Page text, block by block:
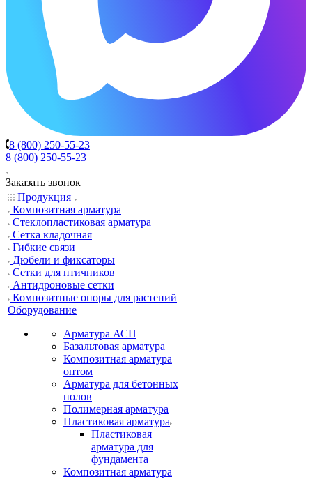
8 (800) 250-55-23
8 (800) 250-55-23
Заказать звонок
Продукция
Композитная арматура
Cтеклопластиковая арматура
Сетка кладочная
Гибкие связи
Дюбели и фиксаторы
Сетки для птичников
Антидроновые сетки
Композитные опоры для растений
Оборудование
Арматура АСП
Базальтовая арматура
Композитная арматура
оптом
Арматура для бетонных
полов
Полимерная арматура
Пластиковая арматура
Пластиковая
арматура для
фундамента
Композитная арматура